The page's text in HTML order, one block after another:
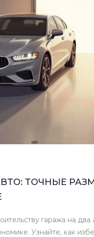
ТОЧНЫЕ
гаража на
Узнайте, как